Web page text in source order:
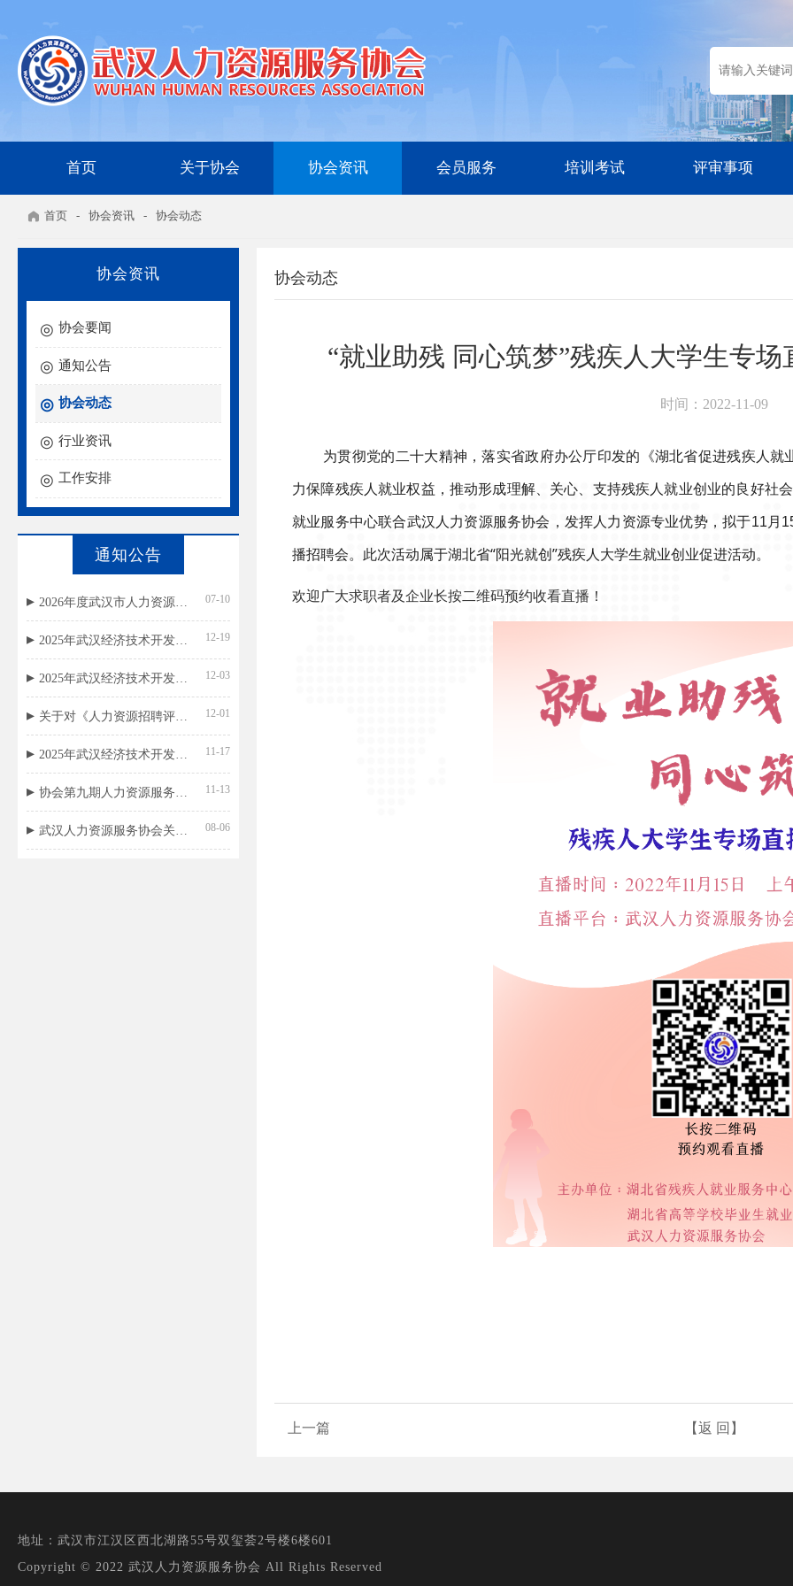
首页 关于协会 协会资讯 会员服务 培训考试 评审事项
首页 - 协会资讯 - 协会动态
协会资讯
协会要闻
通知公告
协会动态
行业资讯
工作安排
通知公告
2026年度武汉市人力资源外包服务等级评价结果公示 07-10
2025年武汉经济技术开发区（汉南区）民政局残疾人就业援助岗位招聘总成绩公示 12-19
2025年武汉经济技术开发区（汉南区）民政局残疾人就业援助岗位笔试成绩公示 12-03
关于对《人力资源招聘评价规范》团体标准公开征求意见的通知 12-01
2025年武汉经济技术开发区（汉南区）民政局残疾人就业援助岗位招聘公告 11-17
协会第九期人力资源服务机构国标宣贯名单公示 11-13
武汉人力资源服务协会关于开展《人力资源招聘评价规范》团体标准立项的公告 08-06
协会动态
“就业助残 同心筑梦”残疾人大学生专
时间：2022-11-09
为贯彻党的二十大精神，落实省政府办公厅印发的《湖北省促进残疾人
力保障残疾人就业权益，推动形成理解、关心、支持残疾人就业创业的良好社
就业服务中心联合武汉人力资源服务协会，发挥人力资源专业优势，拟于11月
播招聘会。 此次活动属于湖北省“阳光就创”残疾人大学生就业创业促进活动。
欢迎广大求职者及企业长按二维码预约收看直播！
上一篇 【返 回】
地址：武汉市江汉区西北湖路55号双玺荟2号楼6楼601
Copyright © 2022 武汉人力资源服务协会 All Rights Reserved